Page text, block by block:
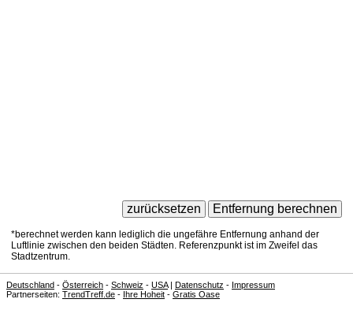
*berechnet werden kann lediglich die ungefähre Entfernung anhand der
Luftlinie zwischen den beiden Städten. Referenzpunkt ist im Zweifel das
Stadtzentrum.
Deutschland - Österreich - Schweiz - USA| Datenschutz - Impressum
Partnerseiten: TrendTreff.de - Ihre Hoheit - Gratis Oase